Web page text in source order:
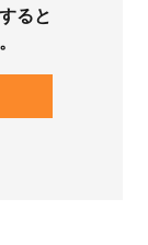
ると